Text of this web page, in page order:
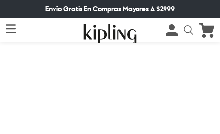
Envío Gratis En Compras Mayores A $2999